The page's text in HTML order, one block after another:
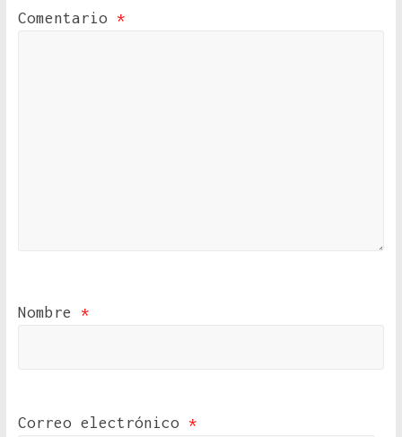
Comentario *
Nombre *
Correo electrónico *